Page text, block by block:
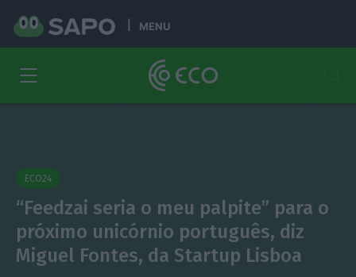
MENU
ECO24
“Feedzai seria o meu palpite” para o
próximo unicórnio português, diz
Miguel Fontes, da Startup Lisboa